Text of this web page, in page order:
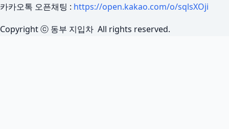
카카오톡 오픈채팅 : https://open.kakao.com/o/sqlsXOji
Copyright ⓒ 동부 지입차 All rights reserved.